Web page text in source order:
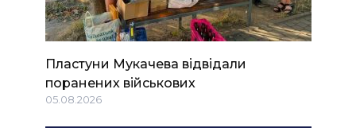
Пластуни Мукачева відвідали
поранених військових
05.08.2026